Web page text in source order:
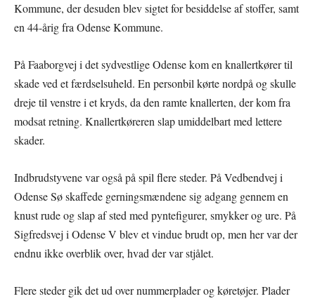
Kommune, der desuden blev sigtet for besiddelse af stoffer, samt
en 44-årig fra Odense Kommune.
På Faaborgvej i det sydvestlige Odense kom en knallertkører til
skade ved et færdselsuheld. En personbil kørte nordpå og skulle
dreje til venstre i et kryds, da den ramte knallerten, der kom fra
modsat retning. Knallertkøreren slap umiddelbart med lettere
skader.
Indbrudstyvene var også på spil flere steder. På Vedbendvej i
Odense Sø skaffede gerningsmændene sig adgang gennem en
knust rude og slap af sted med pyntefigurer, smykker og ure. På
Sigfredsvej i Odense V blev et vindue brudt op, men her var der
endnu ikke overblik over, hvad der var stjålet.
Flere steder gik det ud over nummerplader og køretøjer. Plader